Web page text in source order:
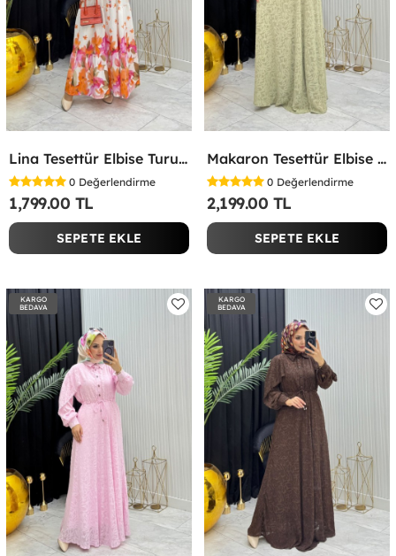
Lina Tesettür Elbise Turuncu Turuncu
0 Değerlendirme
1,799.00 TL
SEPETE EKLE
Makaron Tesettür Elbise Yeşil Yeşil
0 Değerlendirme
2,199.00 TL
SEPETE EKLE
KARGO
BEDAVA
KARGO
BEDAVA